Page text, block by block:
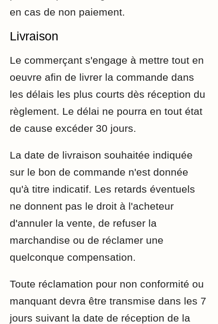
en cas de non paiement.
Livraison
Le commerçant s'engage à mettre tout en
oeuvre afin de livrer la commande dans
les délais les plus courts dès réception du
règlement. Le délai ne pourra en tout état
de cause excéder 30 jours.
La date de livraison souhaitée indiquée
sur le bon de commande n'est donnée
qu'à titre indicatif. Les retards éventuels
ne donnent pas le droit à l'acheteur
d'annuler la vente, de refuser la
marchandise ou de réclamer une
quelconque compensation.
Toute réclamation pour non conformité ou
manquant devra être transmise dans les 7
jours suivant la date de réception de la